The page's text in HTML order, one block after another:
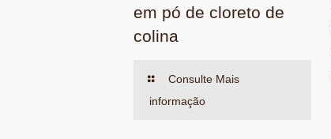
em pó de cloreto de
colina
Consulte Mais
informação